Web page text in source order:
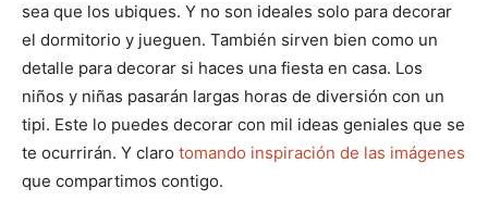
sea que los ubiques. Y no son ideales solo para decorar
el dormitorio y jueguen. También sirven bien como un
detalle para decorar si haces una fiesta en casa. Los
niños y niñas pasarán largas horas de diversión con un
tipi. Este lo puedes decorar con mil ideas geniales que se
te ocurrirán. Y claro tomando inspiración de las imágenes
que compartimos contigo.